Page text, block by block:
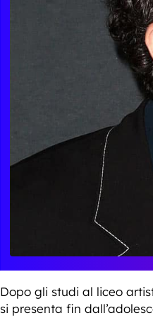
Dopo gli studi al liceo
si presenta fin